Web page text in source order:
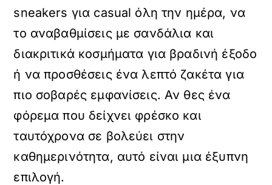
sneakers για casual όλη την ημέρα, να
το αναβαθμίσεις με σανδάλια και
διακριτικά κοσμήματα για βραδινή έξοδο
ή να προσθέσεις ένα λεπτό ζακέτα για
πιο σοβαρές εμφανίσεις. Αν θες ένα
φόρεμα που δείχνει φρέσκο και
ταυτόχρονα σε βολεύει στην
καθημερινότητα, αυτό είναι μια έξυπνη
επιλογή.